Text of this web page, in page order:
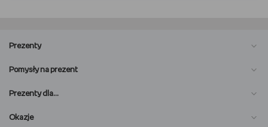
Prezenty
Pomysły na prezent
Prezenty dla…
Okazje